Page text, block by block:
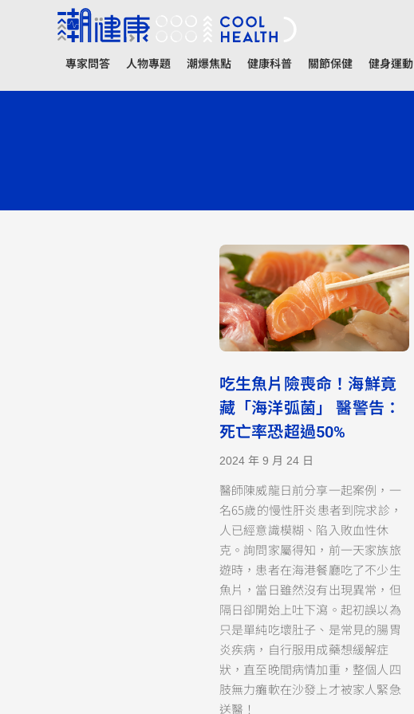
專家問答 人物專題 潮爆焦點 健康科普 關節保健 健身運動
吃生魚片險喪命！海鮮竟
藏「海洋弧菌」 醫警告：
死亡率恐超過50%
2024 年 9 月 24 日
醫師陳威龍日前分享一起案例，一
名65歲的慢性肝炎患者到院求診，
人已經意識模糊、陷入敗血性休
克。詢問家屬得知，前一天家族旅
遊時，患者在海港餐廳吃了不少生
魚片，當日雖然沒有出現異常，但
隔日卻開始上吐下瀉。起初誤以為
只是單純吃壞肚子、是常見的腸胃
炎疾病，自行服用成藥想緩解症
狀，直至晚間病情加重，整個人四
肢無力癱軟在沙發上才被家人緊急
送醫！